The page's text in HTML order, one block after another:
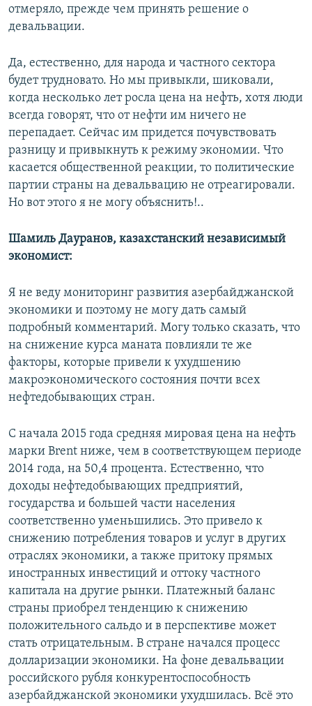
отмеряло, прежде чем принять решение о
девальвации.
Да, естественно, для народа и частного сектора
будет трудновато. Но мы привыкли, шиковали,
когда несколько лет росла цена на нефть, хотя люди
всегда говорят, что от нефти им ничего не
перепадает. Сейчас им придется почувствовать
разницу и привыкнуть к режиму экономии. Что
касается общественной реакции, то политические
партии страны на девальвацию не отреагировали.
Но вот этого я не могу объяснить!..
Шамиль Дауранов, казахстанский независимый
экономист:
Я не веду мониторинг развития азербайджанской
экономики и поэтому не могу дать самый
подробный комментарий. Могу только сказать, что
на снижение курса маната повлияли те же
факторы, которые привели к ухудшению
макроэкономического состояния почти всех
нефтедобывающих стран.
С начала 2015 года средняя мировая цена на нефть
марки Brent ниже, чем в соответствующем периоде
2014 года, на 50,4 процента. Естественно, что
доходы нефтедобывающих предприятий,
государства и большей части населения
соответственно уменьшились. Это привело к
снижению потребления товаров и услуг в других
отраслях экономики, а также притоку прямых
иностранных инвестиций и оттоку частного
капитала на другие рынки. Платежный баланс
страны приобрел тенденцию к снижению
положительного сальдо и в перспективе может
стать отрицательным. В стране начался процесс
долларизации экономики. На фоне девальвации
российского рубля конкурентоспособность
азербайджанской экономики ухудшилась. Всё это